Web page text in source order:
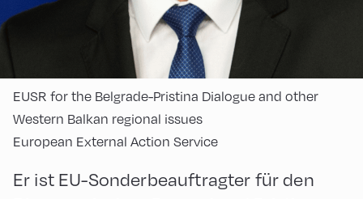
EUSR for the Belgrade-Pristina Dialogue and other
Western Balkan regional issues
European External Action Service
Er ist EU-Sonderbeauftragter für den